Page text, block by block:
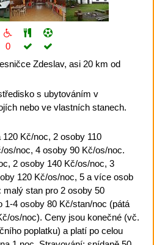
0
Zdeslav, asi 20 km od
s ubytováním v
nebo ve vlastních stanech.
120 Kč/noc, 2 osoby 110
noc, 4 osoby 90 Kč/os/noc.
2 osoby 140 Kč/os/noc, 3
120 Kč/os/noc, 5 a více osob
malý stan pro 2 osoby 50
1-4 osoby 80 Kč/stan/noc (pátá
os/noc). Ceny jsou konečné (vč.
poplatku) a platí po celou